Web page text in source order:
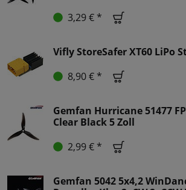
3,29 € *
Vifly StoreSafer XT60 LiPo
8,90 € *
Gemfan Hurricane 51477
Clear Black 5 Zoll
2,99 € *
Gemfan 5042 5x4,2